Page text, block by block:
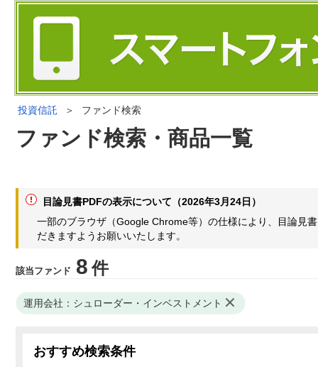
投資信託 ＞ ファンド検索
ファンド検索・商品一覧
目論見書PDFの表示について（2026年3月24日）
一部のブラウザ（Google Chrome等）の仕様により、目論見
だきますようお願いいたします。
該当ファンド 8 件
運用会社：シュローダー・インベストメント
おすすめ検索条件